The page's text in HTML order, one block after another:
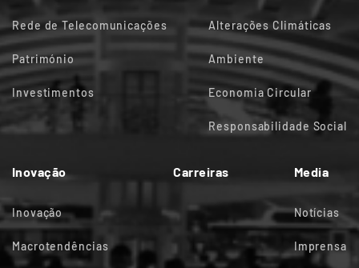
Rede de Telecomunicações
Património
Investimentos
Alterações Climáticas
Ambiente
Economia Circular
Responsabilidade Social
Inovação
Inovação
Macrotendências
Carreiras Media
Notícias
Imprensa